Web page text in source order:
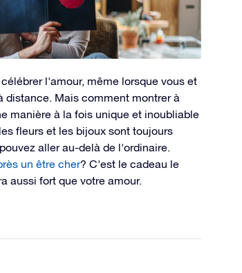
l'amour, même lorsque vous et
distance. Mais comment montrer à
manière à la fois unique et inoubliable
fleurs et les bijoux sont toujours
aller au-delà de l'ordinaire.
un être cher? C'est le cadeau le
aussi fort que votre amour.